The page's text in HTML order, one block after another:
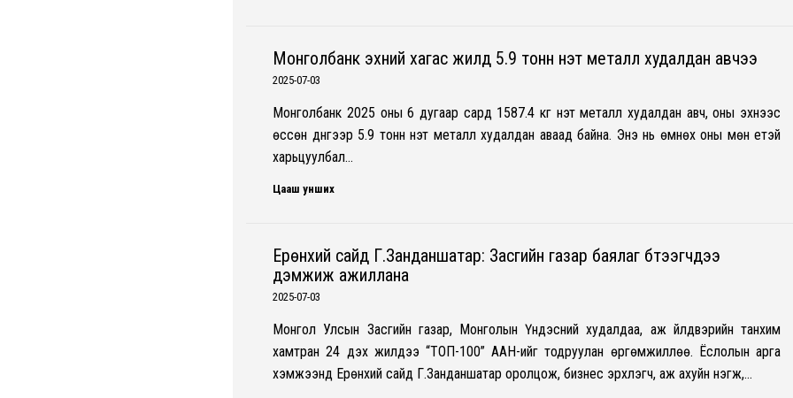
Монголбанк эхний хагас жилд 5.9 тонн үнэт металл худалдан авчээ
2025-07-03
Монголбанк 2025 оны 6 дугаар сард 1587.4 кг үнэт металл худалдан авч, оны эхнээс
өссөн дүнгээр 5.9 тонн үнэт металл худалдан аваад байна. Энэ нь өмнөх оны мөн үетэй
харьцуулбал…
Цааш унших
Ерөнхий сайд Г.Занданшатар: Засгийн газар баялаг бүтээгчдээ
дэмжиж ажиллана
2025-07-03
Монгол Улсын Засгийн газар, Монголын Үндэсний худалдаа, аж үйлдвэрийн танхим
хамтран 24 дэх жилдээ “ТОП-100” ААН-ийг тодруулан өргөмжиллөө. Ёслолын арга
хэмжээнд Ерөнхий сайд Г.Занданшатар оролцож, бизнес эрхлэгч, аж ахуйн нэгж,…